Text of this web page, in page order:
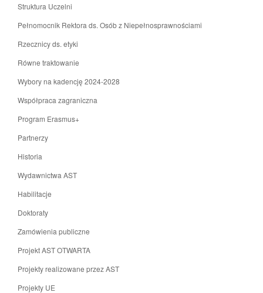
Struktura Uczelni
Pełnomocnik Rektora ds. Osób z Niepełnosprawnościami
Rzecznicy ds. etyki
Równe traktowanie
Wybory na kadencję 2024-2028
Współpraca zagraniczna
Program Erasmus+
Partnerzy
Historia
Wydawnictwa AST
Habilitacje
Doktoraty
Zamówienia publiczne
Projekt AST OTWARTA
Projekty realizowane przez AST
Projekty UE